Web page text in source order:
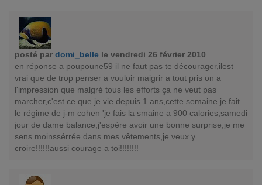
posté par domi_belle le vendredi 26 février 2010
en réponse a poupoune59 il ne faut pas te décourager,ilest
vrai que de trop penser a vouloir maigrir a tout pris on a
l'impression que malgré tous les efforts ça ne veut pas
marcher,c'est ce que je vie depuis 1 ans,cette semaine je fait
le régime de j-m cohen 'je fais la smaine a 900 calories,samedi
jour de dame balance,j'espère avoir une bonne surprise,je me
sens moinssérrée dans mes vêtements,je veux y
croire!!!!!!aussi courage a toi!!!!!!!!